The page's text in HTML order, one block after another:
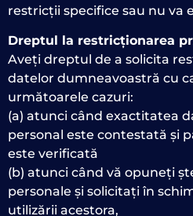
restricții specifice sau nu va
Dreptul la restricționarea
Aveți dreptul de a solicita
datelor dumneavoastră cu
următoarele cazuri:
(a) atunci când exactitatea
personal este contestată și
este verificată
(b) atunci când vă opuneți
personale și solicitați în
utilizării acestora,